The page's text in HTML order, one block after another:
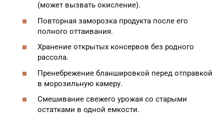
(может вызвать окисление).
Повторная заморозка продукта после его
полного оттаивания.
Хранение открытых консервов без родного
рассола.
Пренебрежение бланшировкой перед отправкой
в морозильную камеру.
Смешивание свежего урожая со старыми
остатками в одной емкости.